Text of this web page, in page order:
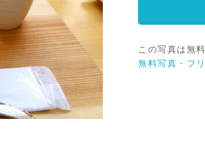
この写真は無
無料写真・フ